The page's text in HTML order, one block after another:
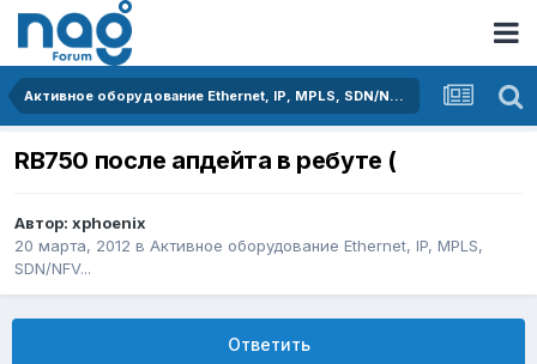
Активное оборудование Ethernet, IP, MPLS, SDN/NFV...
RB750 после апдейта в ребуте (
Автор: xphoenix
20 марта, 2012 в Активное оборудование Ethernet, IP, MPLS,
SDN/NFV...
Ответить